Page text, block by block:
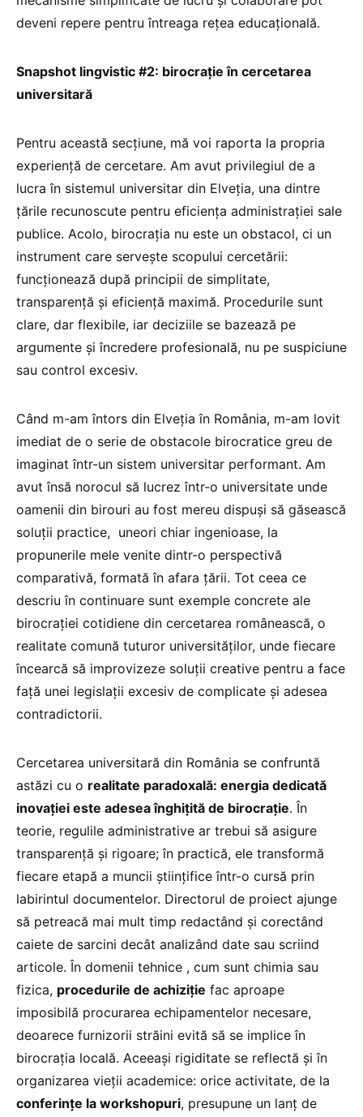
deveni repere pentru întreaga rețea educațională.
Snapshot lingvistic #2: birocrație în cercetarea
universitară
Pentru această secțiune, mă voi raporta la propria
experiență de cercetare. Am avut privilegiul de a
lucra în sistemul universitar din Elveția, una dintre
țările recunoscute pentru eficiența administrației sale
publice. Acolo, birocrația nu este un obstacol, ci un
instrument care servește scopului cercetării:
funcționează după principii de simplitate,
transparență și eficiență maximă. Procedurile sunt
clare, dar flexibile, iar deciziile se bazează pe
argumente și încredere profesională, nu pe suspiciune
sau control excesiv.
Când m-am întors din Elveția în România, m-am lovit
imediat de o serie de obstacole birocratice greu de
imaginat într-un sistem universitar performant. Am
avut însă norocul să lucrez într-o universitate unde
oamenii din birouri au fost mereu dispuși să găsească
soluții practice, uneori chiar ingenioase, la
propunerile mele venite dintr-o perspectivă
comparativă, formată în afara țării. Tot ceea ce
descriu în continuare sunt exemple concrete ale
birocrației cotidiene din cercetarea românească, o
realitate comună tuturor universităților, unde fiecare
încearcă să improvizeze soluții creative pentru a face
față unei legislații excesiv de complicate și adesea
contradictorii.
Cercetarea universitară din România se confruntă
astăzi cu o realitate paradoxală: energia dedicată
inovației este adesea înghițită de birocrație. În
teorie, regulile administrative ar trebui să asigure
transparență și rigoare; în practică, ele transformă
fiecare etapă a muncii științifice într-o cursă prin
labirintul documentelor. Directorul de proiect ajunge
să petreacă mai mult timp redactând și corectând
caiete de sarcini decât analizând date sau scriind
articole. În domenii tehnice , cum sunt chimia sau
fizica, procedurile de achiziție fac aproape
imposibilă procurarea echipamentelor necesare,
deoarece furnizorii străini evită să se implice în
birocrația locală. Aceeași rigiditate se reflectă și în
organizarea vieții academice: orice activitate, de la
conferințe la workshopuri, presupune un lanț de